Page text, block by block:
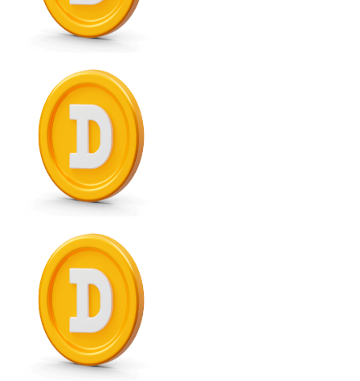
XRP
Efectivo
Compra criptomonedas con efectivo en tu tienda más
Transferencia SEPA
Añade fondos a tu cuenta Bitnovo o realiza compras
Comprar con Transferencia
Tarjeta de crédito / débito
Utiliza tarjetas Visa y Mastercard para comprar